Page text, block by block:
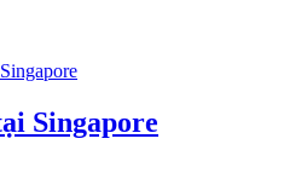
Singapore